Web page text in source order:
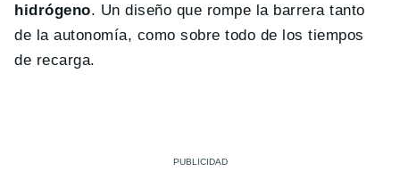
hidrógeno. Un diseño que rompe la barrera tanto
de la autonomía, como sobre todo de los tiempos
de recarga.